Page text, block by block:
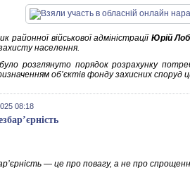
районної військової адміністрації Юрій
населення.
розглянуто порядок розрахунку
об’єктів фонду захисних споруд
08:18
— це про повагу, а не про